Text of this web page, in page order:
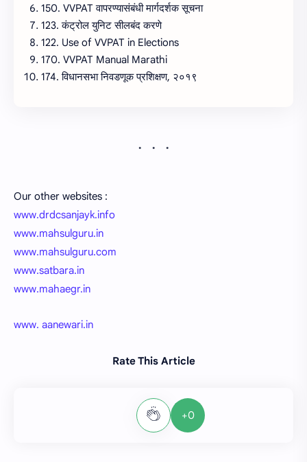
150. VVPAT वापरण्यासंबंधी मार्गदर्शक सूचना
123. कंट्रोल युनिट सीलबंद करणे
122. Use of VVPAT in Elections
170. VVPAT Manual Marathi
174. विधानसभा निवडणूक प्रशिक्षण, २०१९
Our other websites :
www.drdcsanjayk.info
www.mahsulguru.in
www.mahsulguru.com
www.satbara.in
www.mahaegr.in
www. aanewari.in
Rate This Article
+0